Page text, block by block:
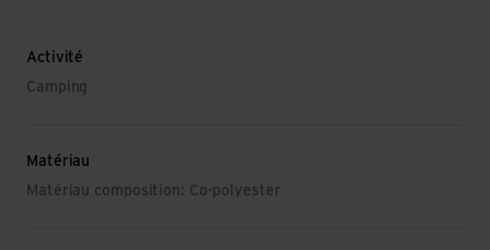
Activité
Camping
Matériau
Matériau composition: Co-polyester